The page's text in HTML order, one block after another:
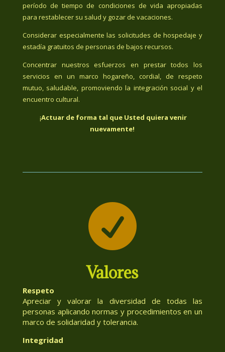
período de tiempo de condiciones de vida apropiadas
para restablecer su salud y gozar de vacaciones.
Considerar especialmente las solicitudes de hospedaje y
estadía gratuitos de personas de bajos recursos.
Concentrar nuestros esfuerzos en prestar todos los
servicios en un marco hogareño, cordial, de respeto
mutuo, saludable, promoviendo la integración social y el
encuentro cultural.
¡Actuar de forma tal que Usted quiera venir
nuevamente!

Valores
Respeto
Apreciar y valorar la diversidad de todas las
personas aplicando normas y procedimientos en un
marco de solidaridad y tolerancia.
Integridad